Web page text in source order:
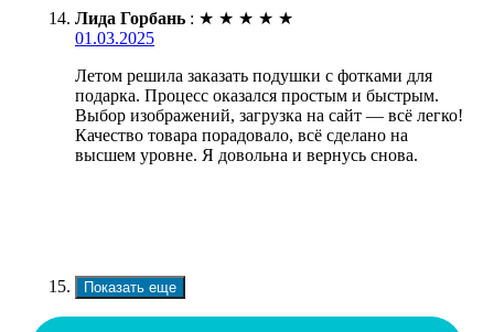
Лида Горбань : ★ ★ ★ ★ ★
01.03.2025
Летом решила заказать подушки с фотками для
подарка. Процесс оказался простым и быстрым.
Выбор изображений, загрузка на сайт — всё легко!
Качество товара порадовало, всё сделано на
высшем уровне. Я довольна и вернусь снова.
Показать еще